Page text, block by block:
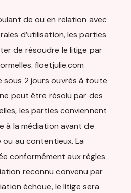
de ou en relation avec
d’utilisation, les parties
de résoudre le litige par
floetjulie.com
sous 2 jours ouvrés à toute
peut être résolu par des
les parties conviennent
à la médiation avant de
ou au contentieux. La
conformément aux règles
reconnu convenu par
échoue, le litige sera